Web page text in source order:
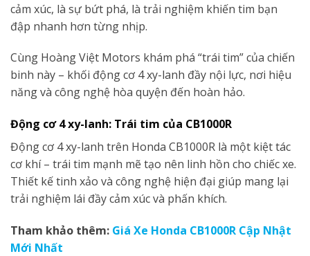
cảm xúc, là sự bứt phá, là trải nghiệm khiến tim bạn
đập nhanh hơn từng nhịp.
Cùng Hoàng Việt Motors khám phá “trái tim” của chiến
binh này – khối động cơ 4 xy-lanh đầy nội lực, nơi hiệu
năng và công nghệ hòa quyện đến hoàn hảo.
Động cơ 4 xy-lanh: Trái tim của CB1000R
Động cơ 4 xy-lanh trên Honda CB1000R là một kiệt tác
cơ khí – trái tim mạnh mẽ tạo nên linh hồn cho chiếc xe.
Thiết kế tinh xảo và công nghệ hiện đại giúp mang lại
trải nghiệm lái đầy cảm xúc và phấn khích.
Tham khảo thêm: Giá Xe Honda CB1000R Cập Nhật
Mới Nhất